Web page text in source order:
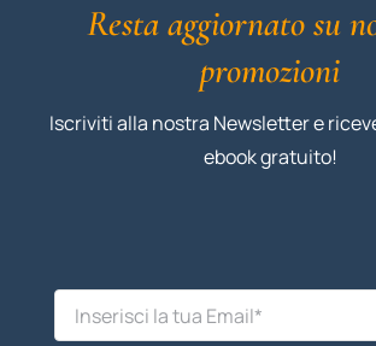
Resta aggiornato su
promozioni
Iscriviti alla nostra Newsletter e
ebook gratuito!